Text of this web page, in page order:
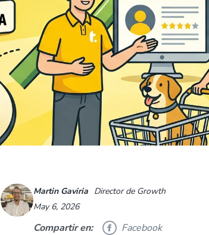
Martin Gaviria Director de Growth
May 6, 2026
Compartir en: Facebook